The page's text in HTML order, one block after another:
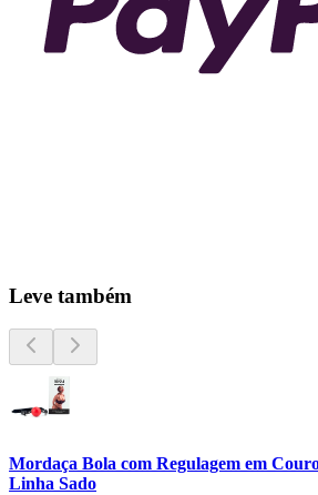
Leve também
Mordaça Bola com Regulagem em
Linha Sado